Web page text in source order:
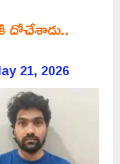
దోచేశాడు..
21, 2026